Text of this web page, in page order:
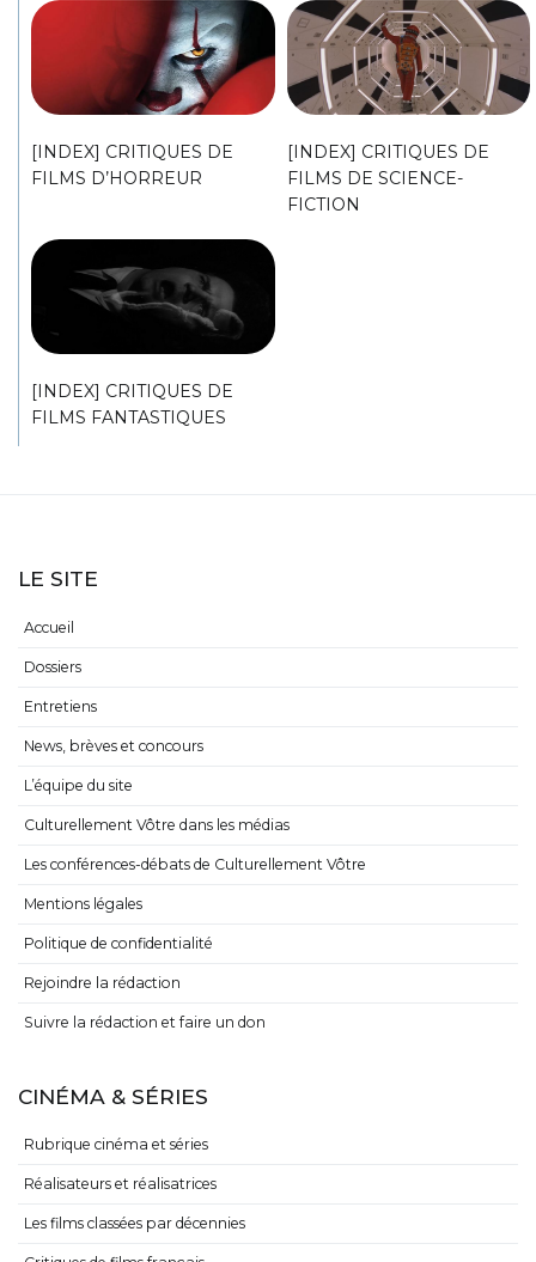
[INDEX] CRITIQUES DE
FILMS D’HORREUR
[INDEX] CRITIQUES DE
FILMS DE SCIENCE-
FICTION
[INDEX] CRITIQUES DE
FILMS FANTASTIQUES
LE SITE
Accueil
Dossiers
Entretiens
News, brèves et concours
L’équipe du site
Culturellement Vôtre dans les médias
Les conférences-débats de Culturellement Vôtre
Mentions légales
Politique de confidentialité
Rejoindre la rédaction
Suivre la rédaction et faire un don
CINÉMA & SÉRIES
Rubrique cinéma et séries
Réalisateurs et réalisatrices
Les films classées par décennies